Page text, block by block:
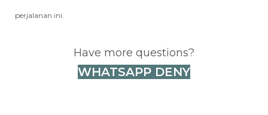
perjalanan ini.
Have more questions?
WHATSAPP DENY